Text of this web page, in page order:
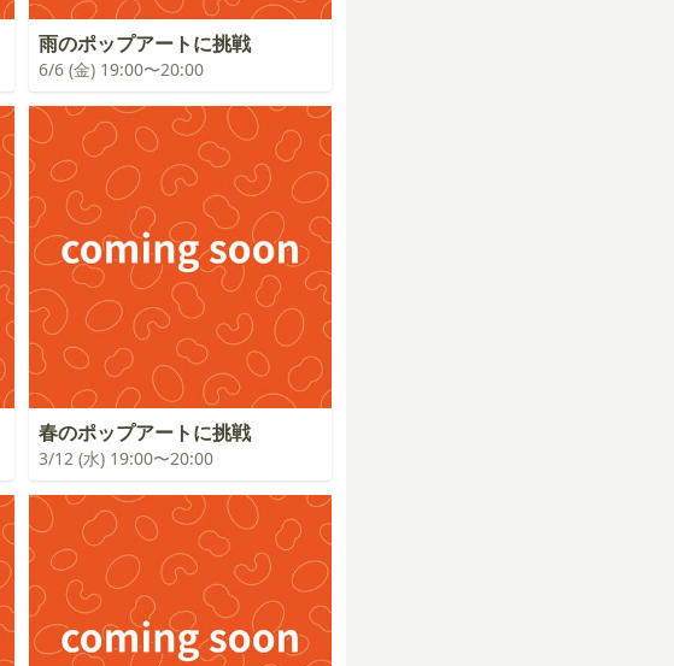
雨のポップアートに挑戦
6/6 (金) 19:00〜20:00
春のポップアートに挑戦
3/12 (水) 19:00〜20:00